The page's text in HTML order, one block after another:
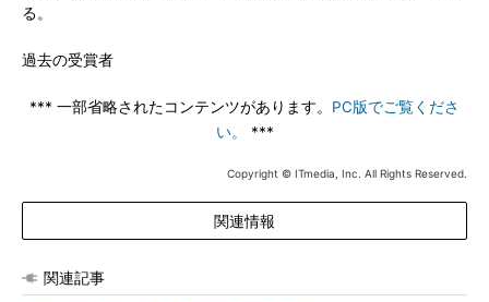
る。
過去の受賞者
*** 一部省略されたコンテンツがあります。 PC版でご覧くださ
い。
***
Copyright © ITmedia, Inc. All Rights Reserved.
関連情報
関連記事